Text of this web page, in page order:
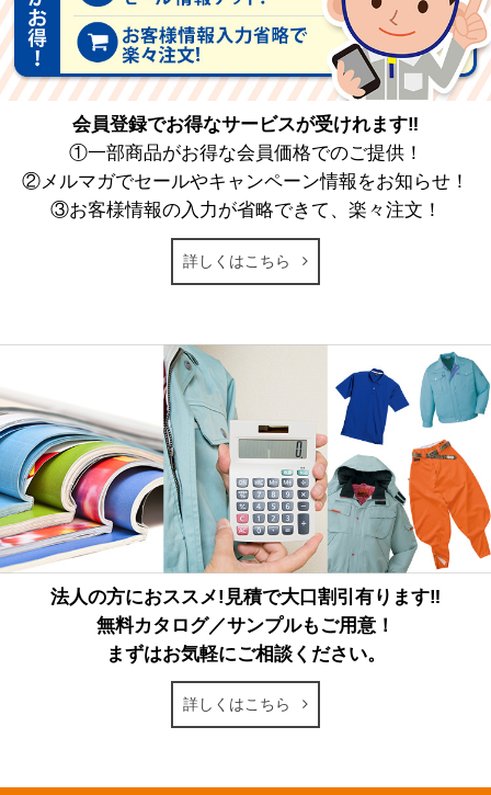
会員登録でお得なサービスが受けれます‼
①一部商品がお得な会員価格でのご提供！
②メルマガでセールやキャンペーン情報をお知らせ！
③お客様情報の入力が省略できて、楽々注文！
詳しくはこちら
法人の方におススメ!見積で大口割引有ります‼
無料カタログ／サンプルもご用意！
まずはお気軽にご相談ください。
詳しくはこちら